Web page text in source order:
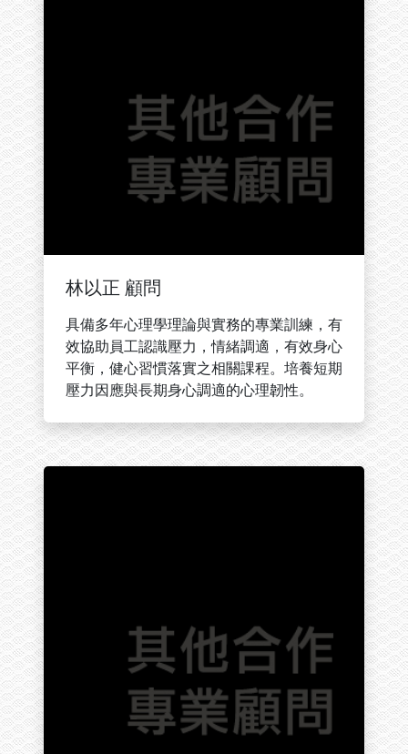
林以正 顧問
具備多年心理學理論與實務的專業訓練，有
效協助員工認識壓力，情緒調適，有效身心
平衡，健心習慣落實之相關課程。培養短期
壓力因應與長期身心調適的心理韌性。